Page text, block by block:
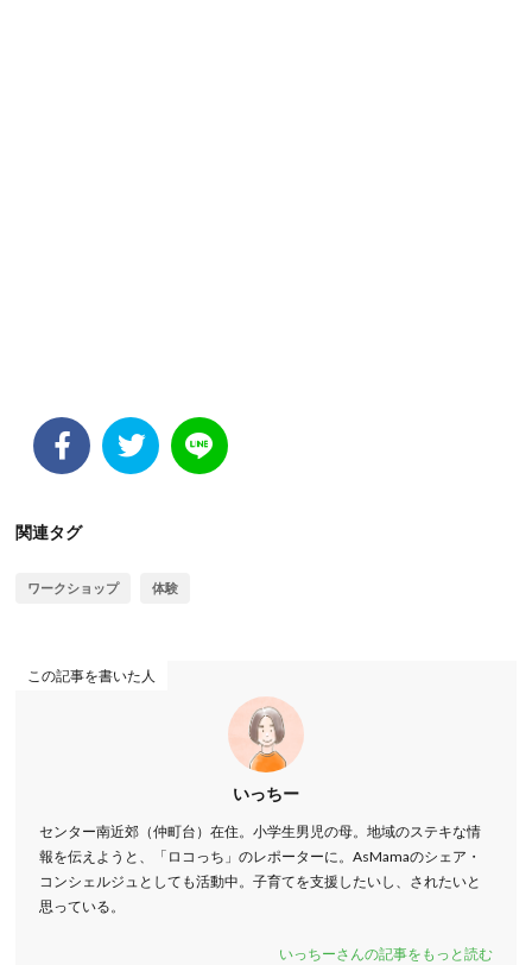
関連タグ
ワークショップ 体験
この記事を書いた人
いっちー
センター南近郊（仲町台）在住。小学生男児の母。地域のステキな情
報を伝えようと、「ロコっち」のレポーターに。AsMamaのシェア・
コンシェルジュとしても活動中。子育てを支援したいし、されたいと
思っている。
いっちーさんの記事をもっと読む